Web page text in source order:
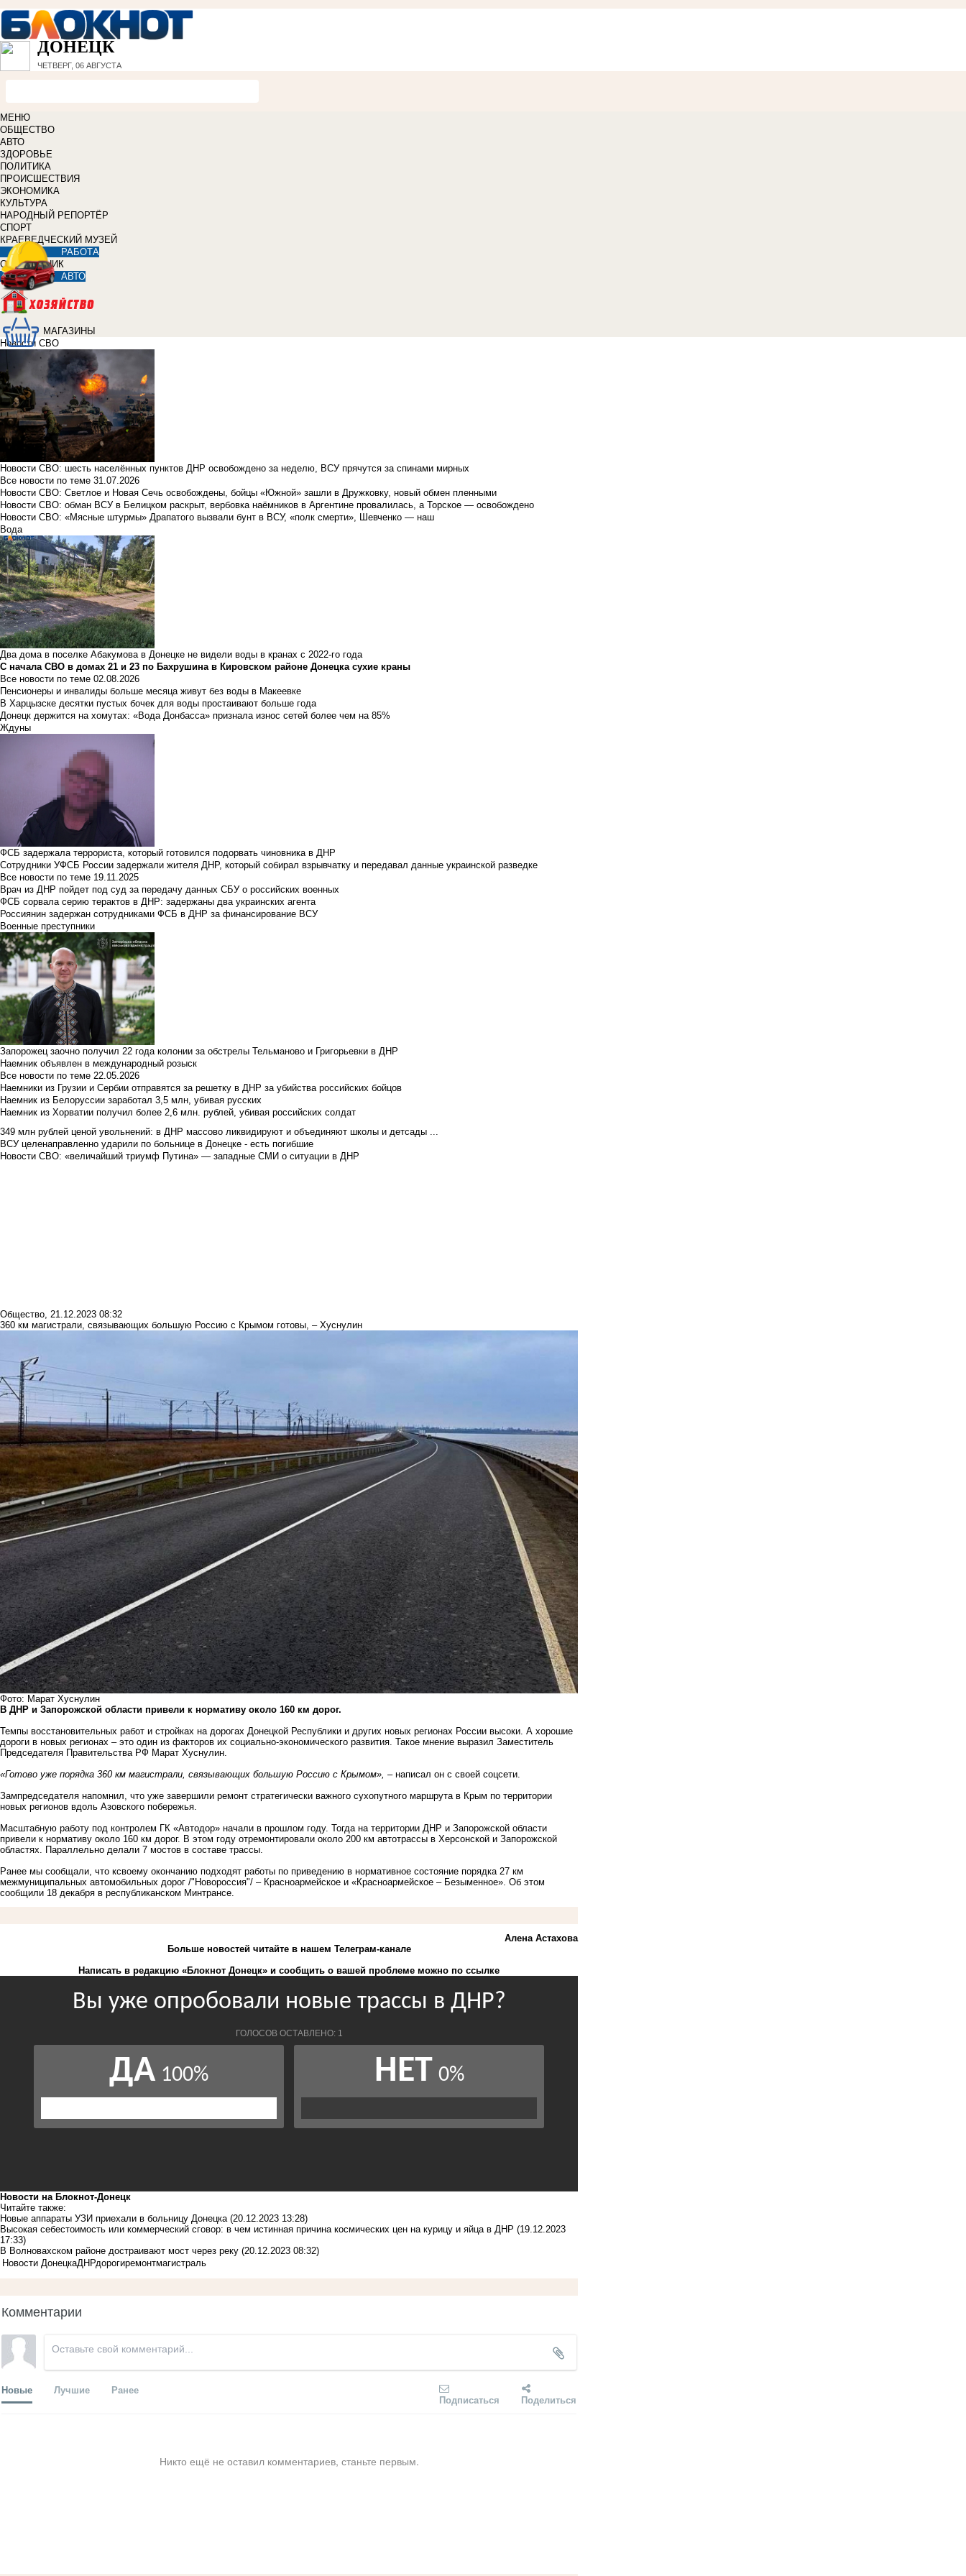
ДОНЕЦК
ЧЕТВЕРГ, 06 АВГУСТА
МЕНЮ
ОБЩЕСТВО
АВТО
ЗДОРОВЬЕ
ПОЛИТИКА
ПРОИСШЕСТВИЯ
ЭКОНОМИКА
КУЛЬТУРА
НАРОДНЫЙ РЕПОРТЁР
СПОРТ
КРАЕВЕДЧЕСКИЙ МУЗЕЙ
РАБОТА
СПРАВОЧНИК
АВТО
МАГАЗИНЫ
Новости СВО
Новости СВО: шесть населённых пунктов ДНР освобождено за неделю, ВСУ прячутся за спинами мирных
Все новости по теме 31.07.2026
Новости СВО: Светлое и Новая Сечь освобождены, бойцы «Южной» зашли в Дружковку, новый обмен пленными
Новости СВО: обман ВСУ в Белицком раскрыт, вербовка наёмников в Аргентине провалилась, а Торское — освобождено
Новости СВО: «Мясные штурмы» Драпатого вызвали бунт в ВСУ, «полк смерти», Шевченко — наш
Вода
Два дома в поселке Абакумова в Донецке не видели воды в кранах с 2022-го года
С начала СВО в домах 21 и 23 по Бахрушина в Кировском районе Донецка сухие краны
Все новости по теме 02.08.2026
Пенсионеры и инвалиды больше месяца живут без воды в Макеевке
В Харцызске десятки пустых бочек для воды простаивают больше года
Донецк держится на хомутах: «Вода Донбасса» признала износ сетей более чем на 85%
Ждуны
ФСБ задержала террориста, который готовился подорвать чиновника в ДНР
Сотрудники УФСБ России задержали жителя ДНР, который собирал взрывчатку и передавал данные украинской разведке
Все новости по теме 19.11.2025
Врач из ДНР пойдет под суд за передачу данных СБУ о российских военных
ФСБ сорвала серию терактов в ДНР: задержаны два украинских агента
Россиянин задержан сотрудниками ФСБ в ДНР за финансирование ВСУ
Военные преступники
Запорожец заочно получил 22 года колонии за обстрелы Тельманово и Григорьевки в ДНР
Наемник объявлен в международный розыск
Все новости по теме 22.05.2026
Наемники из Грузии и Сербии отправятся за решетку в ДНР за убийства российских бойцов
Наемник из Белоруссии заработал 3,5 млн, убивая русских
Наемник из Хорватии получил более 2,6 млн. рублей, убивая российских солдат
349 млн рублей ценой увольнений: в ДНР массово ликвидируют и объединяют школы и детсады ...
ВСУ целенаправленно ударили по больнице в Донецке - есть погибшие
Новости СВО: «величайший триумф Путина» — западные СМИ о ситуации в ДНР
Общество 21.12.2023 08:32
360 км магистрали, связывающих большую Россию с Крымом готовы, – Хуснулин
Фото: Марат Хуснулин
В ДНР и Запорожской области привели к нормативу около 160 км дорог.
Темпы восстановительных работ и стройках на дорогах Донецкой Республики и других новых регионах России высоки. А хорошие
дороги в новых регионах – это один из факторов их социально-экономического развития. Такое мнение выразил Заместитель
Председателя Правительства РФ Марат Хуснулин.
«Готово уже порядка 360 км магистрали, связывающих большую Россию с Крымом», – написал он с своей соцсети.
Зампредседателя напомнил, что уже завершили ремонт стратегически важного сухопутного маршрута в Крым по территории
новых регионов вдоль Азовского побережья.
Масштабную работу под контролем ГК «Автодор» начали в прошлом году. Тогда на территории ДНР и Запорожской области
привели к нормативу около 160 км дорог. В этом году отремонтировали около 200 км автотрассы в Херсонской и Запорожской
областях. Параллельно делали 7 мостов в составе трассы.
Ранее мы сообщали, что ксвоему окончанию подходят работы по приведению в нормативное состояние порядка 27 км
межмуниципальных автомобильных дорог /"Новороссия"/ – Красноармейское и «Красноармейское – Безыменное». Об этом
сообщили 18 декабря в республиканском Минтрансе.
Алена Астахова
Больше новостейчитайте в нашем Телеграм-канале
Написать в редакцию «Блокнот Донецк» и сообщить о вашей проблеме можно по ссылке
Новости на Блoкнoт-Донецк
Читайте также:
Новые аппараты УЗИ приехали в больницу Донецка (20.12.2023 13:28)
Высокая себестоимость или коммерческий сговор: в чем истинная причина космических цен на курицу и яйца в ДНР (19.12.2023
17:33)
В Волновахском районе достраивают мост через реку (20.12.2023 08:32)
Новости ДонецкаДНРдорогиремонтмагистраль
Комментарии
Новые Лучшие Ранее
Подписаться Поделиться
Никто ещё не оставил комментариев, станьте первым.